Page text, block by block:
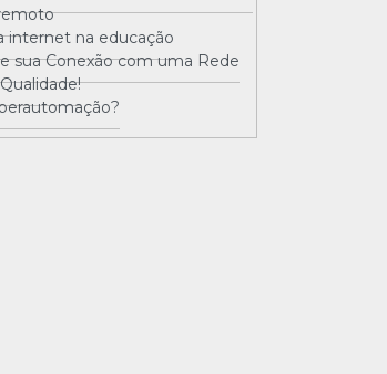
internet na educação
sua Conexão com uma Rede